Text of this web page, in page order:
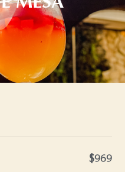
$969